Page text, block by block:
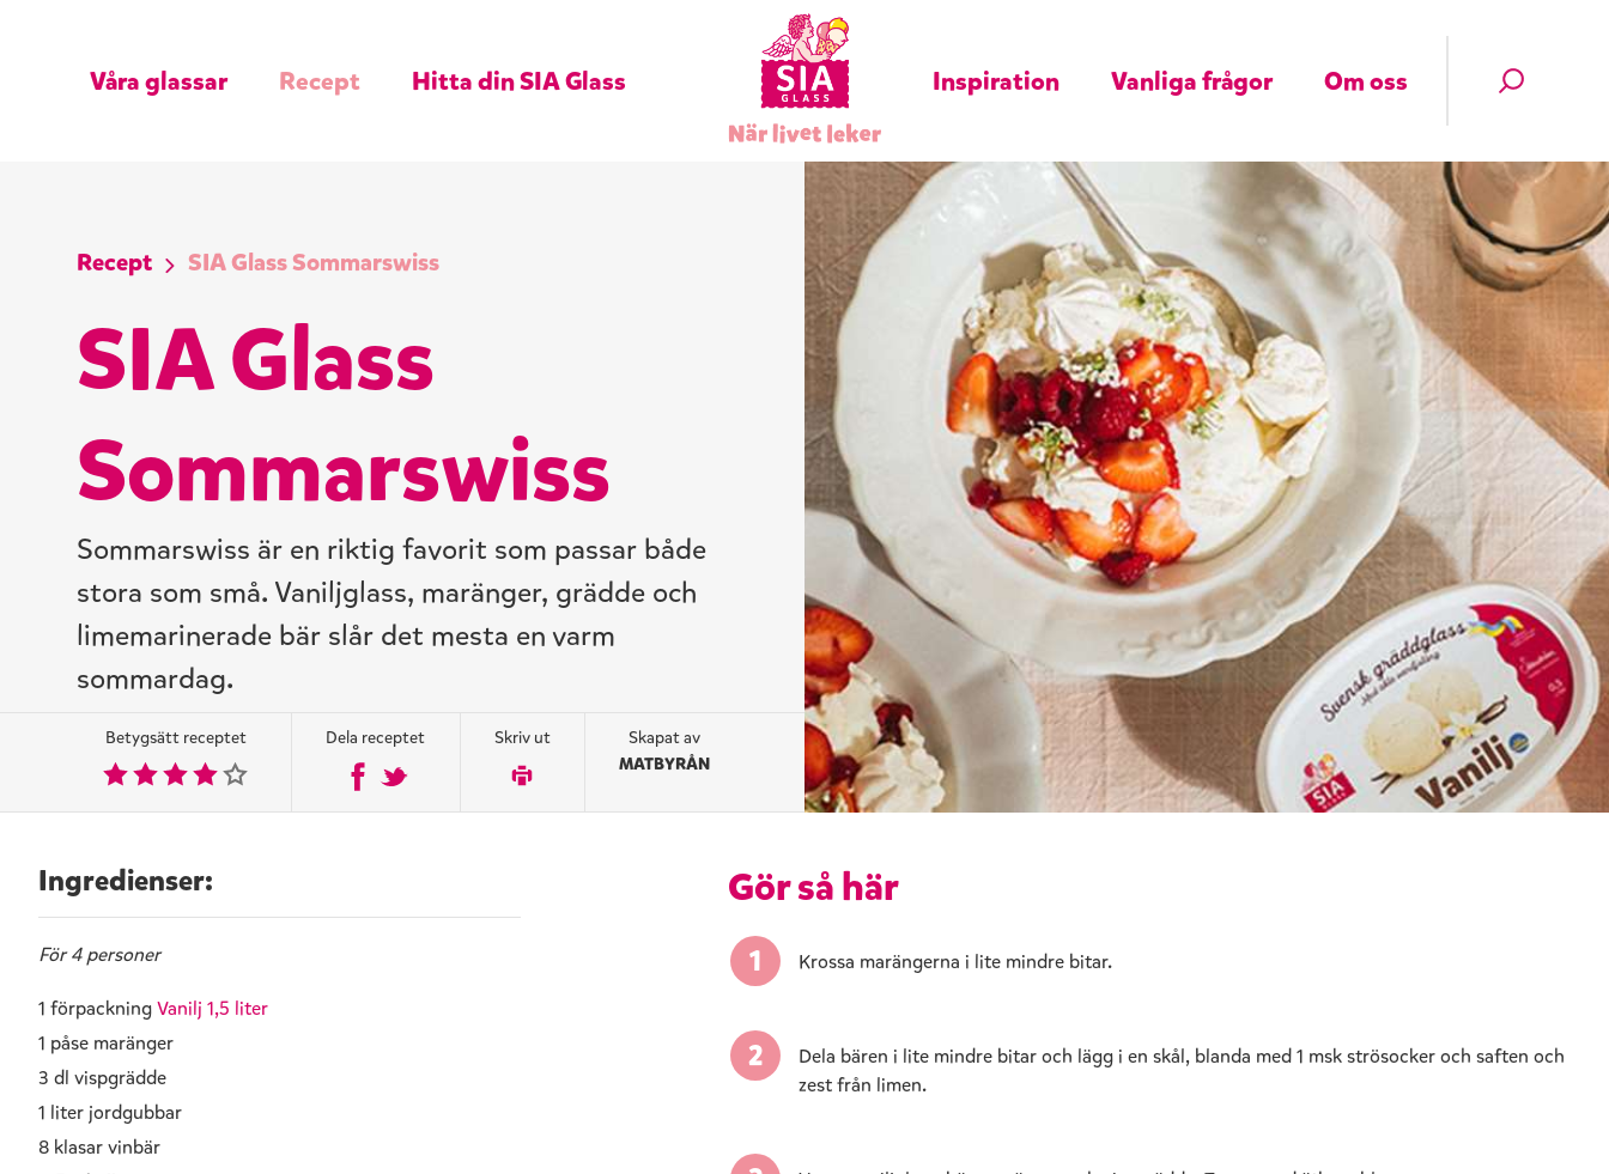
Våra glassar Recept Hitta din SIA Glass Inspiration Vanliga frågor Om oss
Recept SIA Glass Sommarswiss
SIA Glass
Sommarswiss
Sommarswiss är en riktig favorit som passar både
stora som små. Vaniljglass, maränger, grädde och
limemarinerade bär slår det mesta en varm
sommardag.
Betygsätt receptet Dela receptet Skriv ut
Skapat av
MATBYRÅN
Ingredienser:
För 4 personer
1 förpackningVanilj 1,5 liter
1 påse maränger
3 dl vispgrädde
1 liter jordgubbar
8 klasar vinbär
Gör så här
Krossa marängerna i lite mindre bitar.
Dela bären i lite mindre bitar och lägg i en skål, blanda med 1 msk strösocker och saften och
zest från limen.